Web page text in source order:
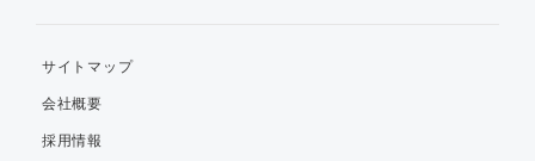
サイトマップ
会社概要
採用情報